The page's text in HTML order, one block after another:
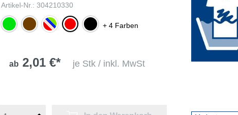
Artikel-Nr.: 304210330
grün braun
rot,
rosa,
blau,
rotschwarz+ 4 Farben
ab 2,01 €* je Stk / inkl. MwSt